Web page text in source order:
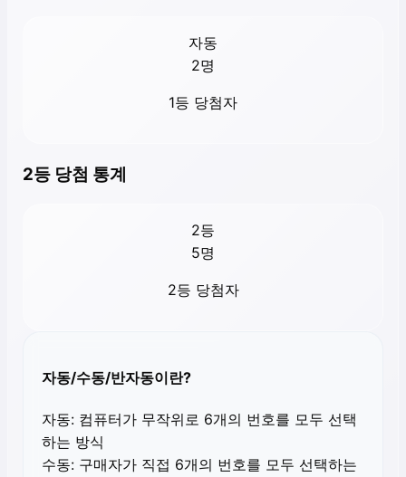
자동
2명
1등 당첨자
2등 당첨 통계
2등
5명
2등 당첨자
자동/수동/반자동이란?
자동: 컴퓨터가 무작위로 6개의 번호를 모두 선택
하는 방식
수동: 구매자가 직접 6개의 번호를 모두 선택하는